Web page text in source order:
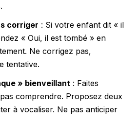
corriger : Si votre enfant dit « il
« Oui, il est tombé » en
Ne corrigez pas,
tentative.
» bienveillant : Faites
comprendre. Proposez deux
à vocaliser. Ne pas anticiper